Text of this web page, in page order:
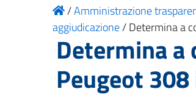
/Amministrazione
aggiudicazione/Determina a
Determina
Peugeot